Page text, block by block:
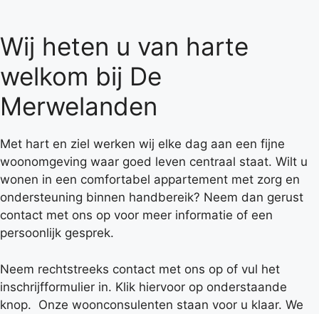
Wij heten u van harte
welkom bij De
Merwelanden
Met hart en ziel werken wij elke dag aan een fijne
woonomgeving waar goed leven centraal staat. Wilt u
wonen in een comfortabel appartement met zorg en
ondersteuning binnen handbereik? Neem dan gerust
contact met ons op voor meer informatie of een
persoonlijk gesprek.
Neem rechtstreeks contact met ons op of vul het
inschrijfformulier in. Klik hiervoor op onderstaande
knop. Onze woonconsulenten staan voor u klaar. We